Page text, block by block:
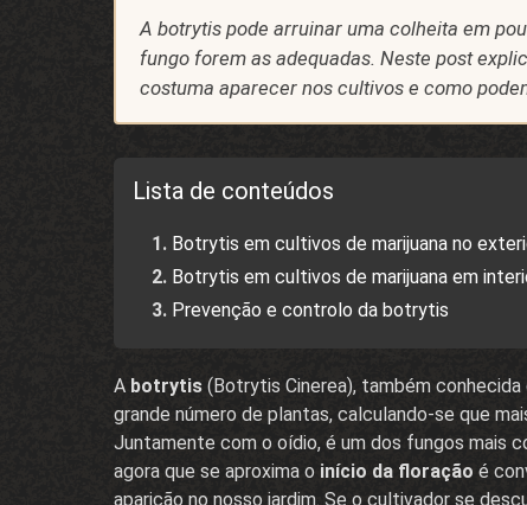
A botrytis pode arruinar uma colheita em
fungo forem as adequadas. Neste post
costuma aparecer nos cultivos e como
Lista de conteúdos
Botrytis em cultivos de marijuana no
Botrytis em cultivos de marijuana em
Prevenção e controlo da botrytis
A botrytis (Botrytis Cinerea), também conhecida
grande número de plantas, calculando-se que
Juntamente com o oídio, é um dos fungos mais
agora que se aproxima o início da floração é
aparição no nosso jardim. Se o cultivador se